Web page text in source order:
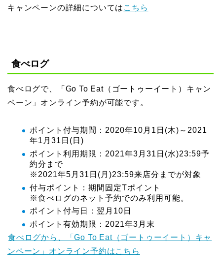
キャンペーンの詳細については こちら
食べログ
食べログで、「Go To Eat（ゴートゥーイート）キャン
ペーン」オンライン予約が可能です。
ポイント付与期間：2020年10月1日(木)～2021
年1月31日(日)
ポイント利用期限：2021年3月31日(水)23:59予
約分まで
※2021年5月31日(月)23:59来店分までが対象
付与ポイント：期間固定Tポイント
※食べログのネット予約でのみ利用可能。
ポイント付与日：翌月10日
ポイント有効期限：2021年3月末
食べログから、「Go To Eat（ゴートゥーイート）キャ
ンペーン」オンライン予約はこちら